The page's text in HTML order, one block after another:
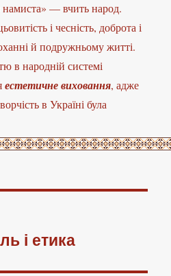
намиста» — вчить народ.
і чесність, доброта і
й подружньому житті.
в народній системі
естетичне виховання, адже
в Україні була
і етика